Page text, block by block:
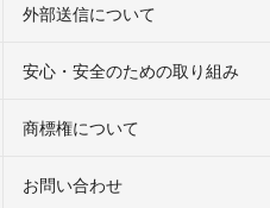
外部送信について
安心・安全のための取り組み
商標権について
お問い合わせ